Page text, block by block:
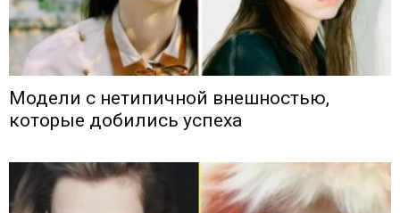
Модели с нетипичной внешностью,
которые добились успеха